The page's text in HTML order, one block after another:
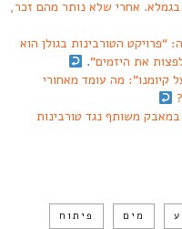
אחרי שלא נותר מהם זכר,
“פרויקט הטורבינות בגולן הוא
את היזמים”.
קיומנו”: מה עומד מאחורי
במאבק משותף נגד טורבינות
מים פיתוח